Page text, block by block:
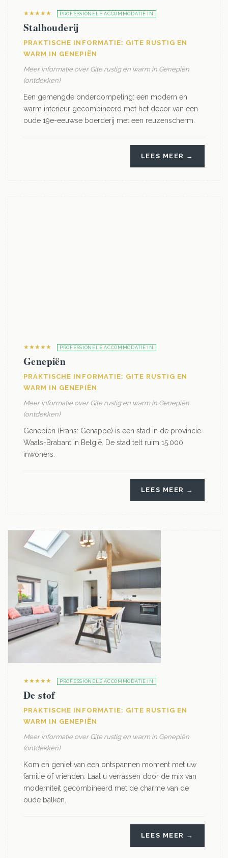
★★★★★ PROFESSIONELE ACCOMMODATIE IN
Stalhouderij
PRAKTISCHE INFORMATIE: GITE RUSTIG EN
WARM IN GENEPIËN
Meer informatie over Gite rustig en warm in Genepiën
(ontdekken)
Een gemengde onderdompeling: een modern en
warm interieur gecombineerd met het decor van een
oude 19e-eeuwse boerderij met een reuzenscherm.
LEES MEER →
★★★★★ PROFESSIONELE ACCOMMODATIE IN
Genepiën
PRAKTISCHE INFORMATIE: GITE RUSTIG EN
WARM IN GENEPIËN
Meer informatie over Gite rustig en warm in Genepiën
(ontdekken)
Genepiën (Frans: Genappe) is een stad in de provincie
Waals-Brabant in België. De stad telt ruim 15.000
inwoners.
LEES MEER →
★★★★★ PROFESSIONELE ACCOMMODATIE IN
De stof
PRAKTISCHE INFORMATIE: GITE RUSTIG EN
WARM IN GENEPIËN
Meer informatie over Gite rustig en warm in Genepiën
(ontdekken)
Kom en geniet van een ontspannen moment met uw
familie of vrienden. Laat u verrassen door de mix van
moderniteit gecombineerd met de charme van de
oude balken.
LEES MEER →